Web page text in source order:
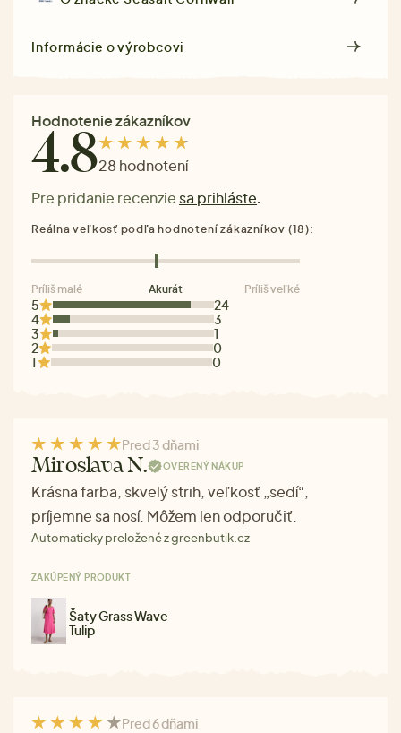
Informácie o výrobcovi
Hodnotenie zákazníkov
4.828 hodnotení
Pre pridanie recenzie sa prihláste.
5
24
4
3
3
1
2
0
1
0
Reálna veľkosť podľa hodnotení zákazníkov (18):
Príliš malé Akurát Príliš veľké
Pred 3 dňami
Miroslava N. OVERENÝ NÁKUP
Krásna farba, skvelý strih, veľkosť „sedí“,
príjemne sa nosí. Môžem len odporučiť.
Automaticky preložené z greenbutik.cz
ZAKÚPENÝ PRODUKT
Šaty Grass Wave
Tulip
Pred 6 dňami